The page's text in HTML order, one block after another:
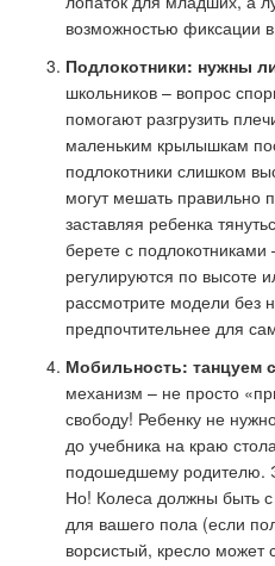
возможностью фиксации
Подлокотники: нужны
школьников – вопрос
помогают разгрузить
маленьким крылышкам
подлокотники слишком
могут мешать правильно
заставляя ребенка
берете с подлокотниками
регулируются по высоте
рассмотрите модели без
предпочтительнее для
Мобильность: танцуем
механизм – не просто
свободу! Ребенку не
до учебника на краю
подошедшему родителю.
Но! Колеса должны быть
для вашего пола (если
ворсистый, кресло может